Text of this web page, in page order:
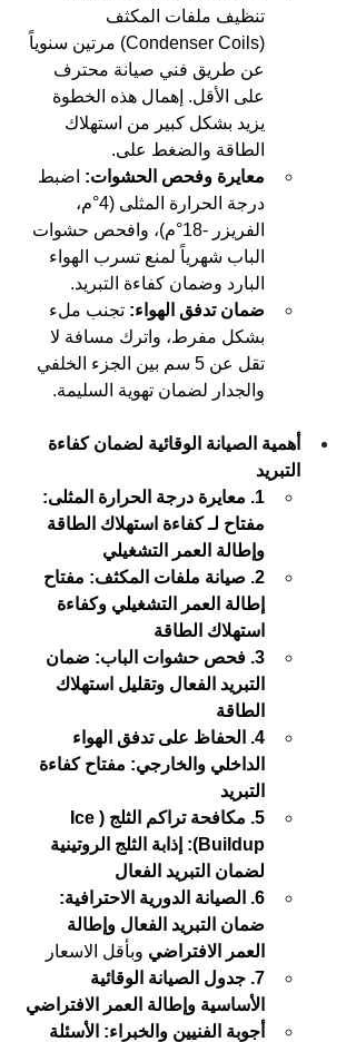
تنظيف ملفات المكثف
(Condenser Coils) مرتين سنوياً
عن طريق فني صيانة محترف
على الأقل. إهمال هذه الخطوة
يزيد بشكل كبير من استهلاك
الطاقة والضغط على.
معايرة وفحص الحشوات: اضبط
درجة الحرارة المثلى (4°م،
الفريزر -18°م)، وافحص حشوات
الباب شهرياً لمنع تسرب الهواء
البارد وضمان كفاءة التبريد.
ضمان تدفق الهواء: تجنب ملء
بشكل مفرط، واترك مسافة لا
تقل عن 5 سم بين الجزء الخلفي
والجدار لضمان تهوية السليمة.
أهمية الصيانة الوقائية لضمان كفاءة
التبريد
1. معايرة درجة الحرارة المثلى:
مفتاح لـ كفاءة استهلاك الطاقة
وإطالة العمر التشغيلي
2. صيانة ملفات المكثف: مفتاح
إطالة العمر التشغيلي وكفاءة
استهلاك الطاقة
3. فحص حشوات الباب: ضمان
التبريد الفعال وتقليل استهلاك
الطاقة
4. الحفاظ على تدفق الهواء
الداخلي والخارجي: مفتاح كفاءة
التبريد
5. مكافحة تراكم الثلج (Ice
Buildup): إذابة الثلج الروتينية
لضمان التبريد الفعال
6. الصيانة الدورية الاحترافية:
ضمان التبريد الفعال وإطالة
العمر الافتراضي وبأقل الاسعار
7. جدول الصيانة الوقائية
الأساسية وإطالة العمر الافتراضي
أجوبة الفنيين والخبراء: الأسئلة